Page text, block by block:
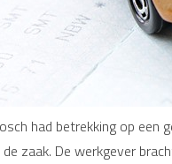
had betrekking op
zaak. De werkgever